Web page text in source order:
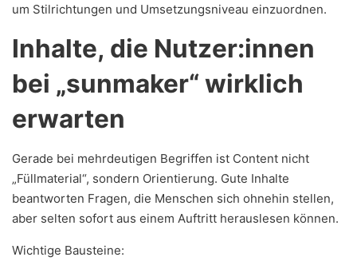
um Stilrichtungen und Umsetzungsniveau einzuordnen.
Inhalte, die Nutzer:innen
bei „sunmaker“ wirklich
erwarten
Gerade bei mehrdeutigen Begriffen ist Content nicht
„Füllmaterial“, sondern Orientierung. Gute Inhalte
beantworten Fragen, die Menschen sich ohnehin stellen,
aber selten sofort aus einem Auftritt herauslesen können.
Wichtige Bausteine: